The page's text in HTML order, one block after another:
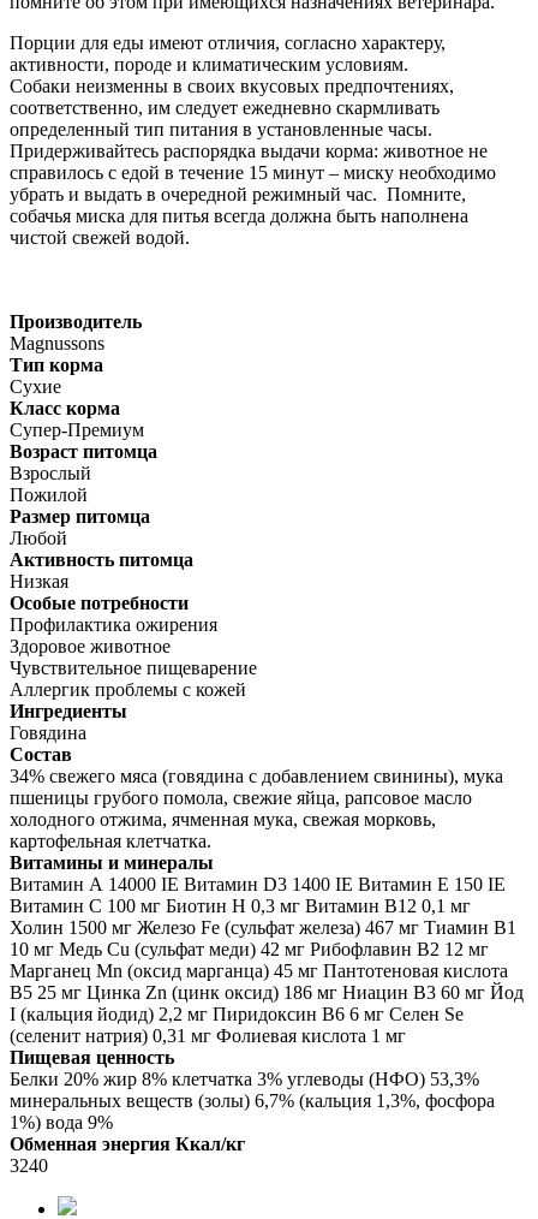
Порции для еды имеют отличия, согласно характеру,
активности, породе и климатическим условиям.
Собаки неизменны в своих вкусовых предпочтениях,
соответственно, им следует ежедневно скармливать
определенный тип питания в установленные часы.
Придерживайтесь распорядка выдачи корма: животное не
справилось с едой в течение 15 минут – миску необходимо
убрать и выдать в очередной режимный час. Помните,
собачья миска для питья всегда должна быть наполнена
чистой свежей водой.
Производитель
Magnussons
Тип корма
Сухие
Класс корма
Супер-Премиум
Возраст питомца
Взрослый
Пожилой
Размер питомца
Любой
Активность питомца
Низкая
Особые потребности
Профилактика ожирения
Здоровое животное
Чувствительное пищеварение
Аллергик проблемы с кожей
Ингредиенты
Говядина
Состав
34% свежего мяса (говядина с добавлением свинины), мука
пшеницы грубого помола, свежие яйца, рапсовое масло
холодного отжима, ячменная мука, свежая морковь,
картофельная клетчатка.
Витамины и минералы
Витамин А 14000 IE Витамин D3 1400 IE Витамин E 150 IE
Витамин C 100 мг Биотин H 0,3 мг Витамин B12 0,1 мг
Холин 1500 мг Железо Fе (сульфат железа) 467 мг Тиамин В1
10 мг Медь Cu (сульфат меди) 42 мг Рибофлавин В2 12 мг
Марганец Mn (оксид марганца) 45 мг Пантотеновая кислота
B5 25 мг Цинка Zn (цинк оксид) 186 мг Ниацин B3 60 мг Йод
I (кальция йодид) 2,2 мг Пиридоксин В6 6 мг Селен Se
(селенит натрия) 0,31 мг Фолиевая кислота 1 мг
Пищевая ценность
Белки 20% жир 8% клетчатка 3% углеводы (НФО) 53,3%
минеральных веществ (золы) 6,7% (кальция 1,3%, фосфора
1%) вода 9%
Обменная энергия Ккал/кг
3240